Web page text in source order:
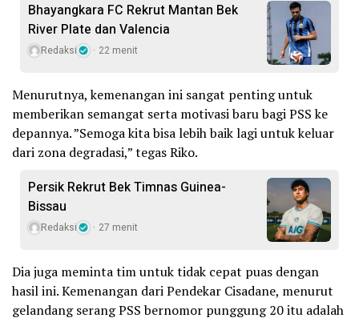
Bhayangkara FC Rekrut Mantan Bek
River Plate dan Valencia
Redaksi 22 menit
Menurutnya, kemenangan ini sangat penting untuk
memberikan semangat serta motivasi baru bagi PSS ke
depannya. ”Semoga kita bisa lebih baik lagi untuk keluar
dari zona degradasi,” tegas Riko.
Persik Rekrut Bek Timnas Guinea-
Bissau
Redaksi 27 menit
Dia juga meminta tim untuk tidak cepat puas dengan
hasil ini. Kemenangan dari Pendekar Cisadane, menurut
gelandang serang PSS bernomor punggung 20 itu adalah